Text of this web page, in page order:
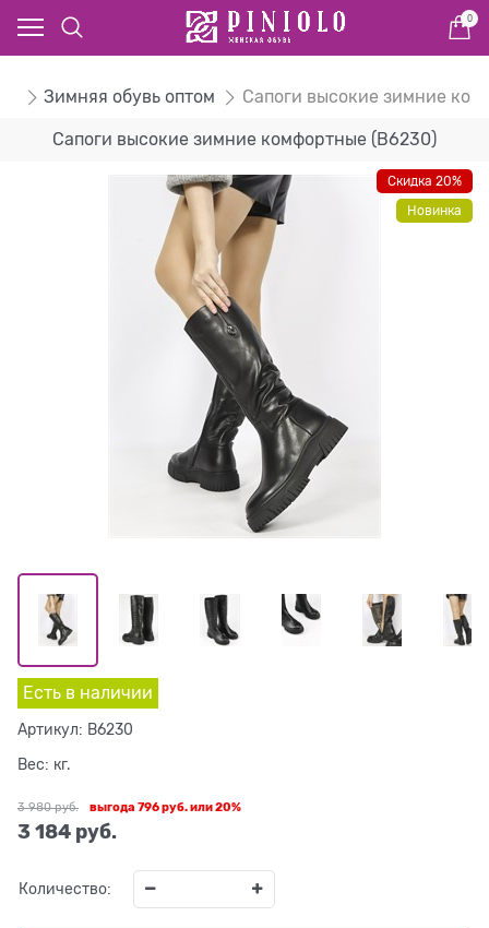
0
Зимняя обувь оптом Сапоги высокие зимние
Сапоги высокие зимние комфортные (B6230)
Скидка 20%
Новинка
Есть в наличии
Артикул: B6230
Вес: кг.
3 980 руб.
3 184 руб.
выгода 796 руб.или20%
Количество: